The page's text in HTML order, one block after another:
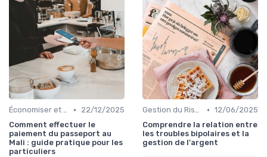
Économiser et Réduire les Dépenses •
22/12/2025
Comment effectuer le
paiement du passeport au
Mali : guide pratique pour les
particuliers
Gestion du Risque Financier • 12/06/2025
Comprendre la relation entre
les troubles bipolaires et la
gestion de l'argent